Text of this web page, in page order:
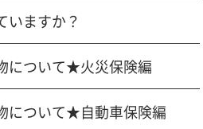
いますか？
について★火災保険編
について★自動車保険編